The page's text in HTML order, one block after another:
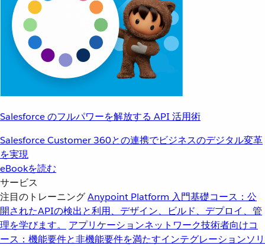
Salesforce のフルパワーを解放する API 活用術
Salesforce Customer 360との連携でビジネスのデジタル変革
を実現
eBookを読む
サービス
注目のトレーニングAnypoint Platform 入門基礎コース：公
開されたAPIの検出と利用、デザイン、ビルド、デプロイ、管
理を学びます。
アプリケーションネットワーク技術者向けコ
ース：機能要件と非機能要件を満たすインテグレーションソリ